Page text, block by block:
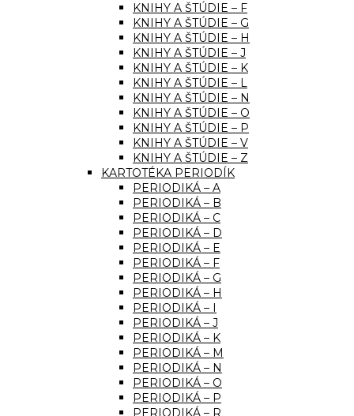
KNIHY A ŠTÚDIE – F
KNIHY A ŠTÚDIE – G
KNIHY A ŠTÚDIE – H
KNIHY A ŠTÚDIE – J
KNIHY A ŠTÚDIE – K
KNIHY A ŠTÚDIE – L
KNIHY A ŠTÚDIE – N
KNIHY A ŠTÚDIE – O
KNIHY A ŠTÚDIE – P
KNIHY A ŠTÚDIE – V
KNIHY A ŠTÚDIE – Z
KARTOTÉKA PERIODÍK
PERIODIKÁ – A
PERIODIKÁ – B
PERIODIKÁ – C
PERIODIKÁ – D
PERIODIKÁ – E
PERIODIKÁ – F
PERIODIKÁ – G
PERIODIKÁ – H
PERIODIKÁ – I
PERIODIKÁ – J
PERIODIKÁ – K
PERIODIKÁ – M
PERIODIKÁ – N
PERIODIKÁ – O
PERIODIKÁ – P
PERIODIKÁ – R